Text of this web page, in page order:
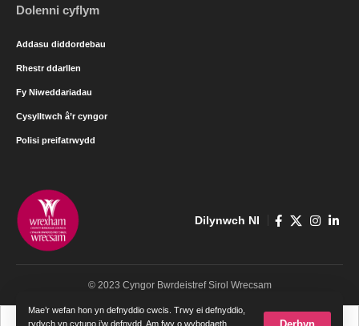
Mae’r wefan hon yn defnyddio cwcis. Trwy ei defnyddio,
rydych yn cytuno i’w defnydd. Am fwy o wybodaeth,
Derbyn
Dolenni cyflym
Addasu diddordebau
Rhestr ddarllen
Fy Niweddariadau
Cysylltwch â’r cyngor
Polisi preifatrwydd
Dilynwch NI
© 2023 Cyngor Bwrdeistref Sirol Wrecsam
Cymraeg English